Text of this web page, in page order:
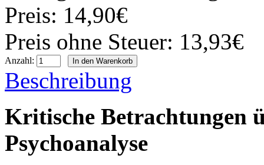
Preis: 14,90€
Preis ohne Steuer: 13,93€
Anzahl:
Beschreibung
Kritische Betrachtungen
Psychoanalyse